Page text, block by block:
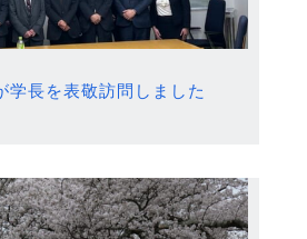
学長を表敬訪問しました